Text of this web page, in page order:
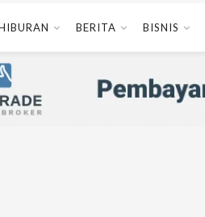
BERITA BISNIS